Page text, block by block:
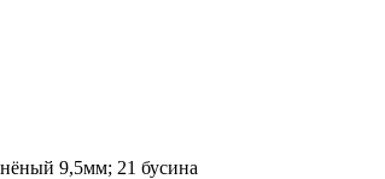
9,5мм; 21 бусина